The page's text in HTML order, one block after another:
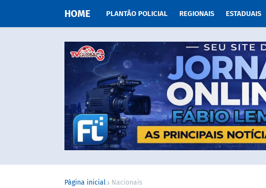
HOME PLANTÃO POLICIAL REGIONAIS ESTADUAIS
Página inicial Nacionais